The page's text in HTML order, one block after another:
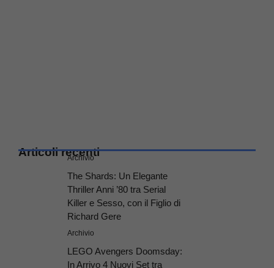
Articoli recenti
Archivio
The Shards: Un Elegante
Thriller Anni ’80 tra Serial
Killer e Sesso, con il Figlio di
Richard Gere
Archivio
LEGO Avengers Doomsday:
In Arrivo 4 Nuovi Set tra